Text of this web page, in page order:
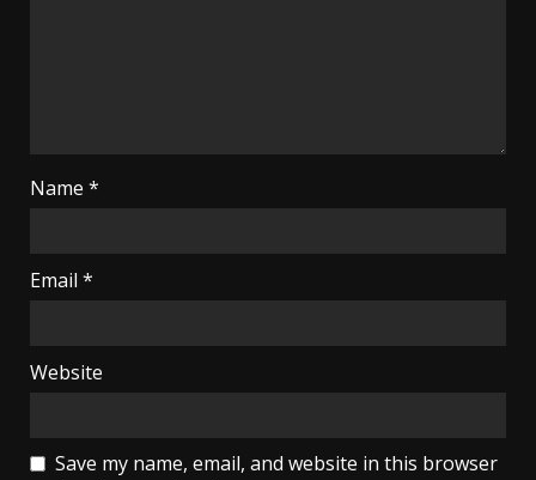
Name *
Email *
Website
Save my name, email, and website in this browser